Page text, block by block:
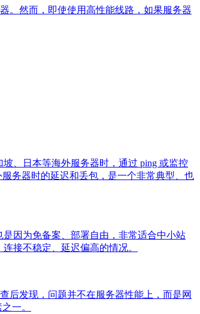
。然而，即使使用高性能线路，如果服务器
、日本等海外服务器时，通过 ping 或监控
务器时的延迟和丢包，是一个非常典型、也
因为免备案、部署自由，非常适合中小站
接不稳定、延迟偏高的情况。
后发现，问题并不在服务器性能上，而是网
一。